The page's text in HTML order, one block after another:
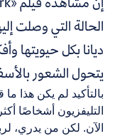
الحالة التي وصلت
ديانا بكل حيويتها
يتحول الشعور
بالتأكيد لم يكن هذا
التليفزيون أشخاصًا
الآن. لكن من يدري،